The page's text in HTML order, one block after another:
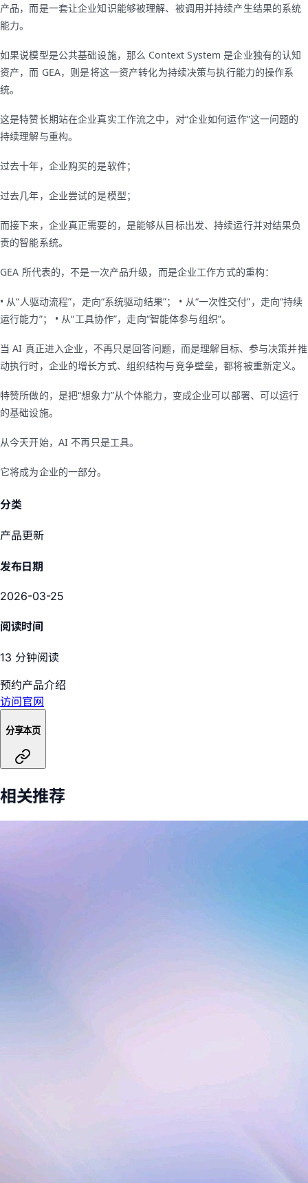
产品，而是一套让企业知识能够被理解、被调用并持续产生结果的系统
能力。
如果说模型是公共基础设施，那么 Context System 是企业独有的认知
资产，而 GEA，则是将这一资产转化为持续决策与执行能力的操作系
统。
这是特赞长期站在企业真实工作流之中，对“企业如何运作”这一问题的
持续理解与重构。
过去十年，企业购买的是软件；
过去几年，企业尝试的是模型；
而接下来，企业真正需要的，是能够从目标出发、持续运行并对结果负
责的智能系统。
GEA 所代表的，不是一次产品升级，而是企业工作方式的重构：
• 从“人驱动流程”，走向“系统驱动结果”； • 从“一次性交付”，走向“持续
运行能力”； • 从“工具协作”，走向“智能体参与组织”。
当 AI 真正进入企业，不再只是回答问题，而是理解目标、参与决策并推
动执行时，企业的增长方式、组织结构与竞争壁垒，都将被重新定义。
特赞所做的，是把“想象力”从个体能力，变成企业可以部署、可以运行
的基础设施。
从今天开始，AI 不再只是工具。
它将成为企业的一部分。
分类
产品更新
发布日期
2026-03-25
阅读时间
13 分钟阅读
预约产品介绍
访问官网
分享本页
相关推荐